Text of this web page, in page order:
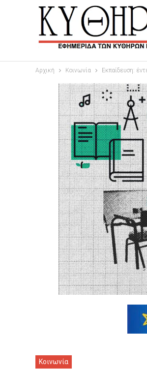
Αρχική Κοινωνία Εκπαίδευση:
Κοινωνία